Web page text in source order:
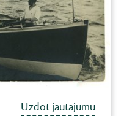
Uzdot jautājumu